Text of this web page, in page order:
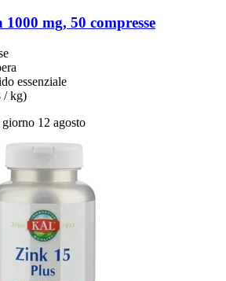
mg, 50 compresse
essenziale
/ kg)
12 agosto